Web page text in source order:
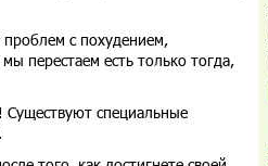
с похудением,
перестаем есть только тогда,
специальные